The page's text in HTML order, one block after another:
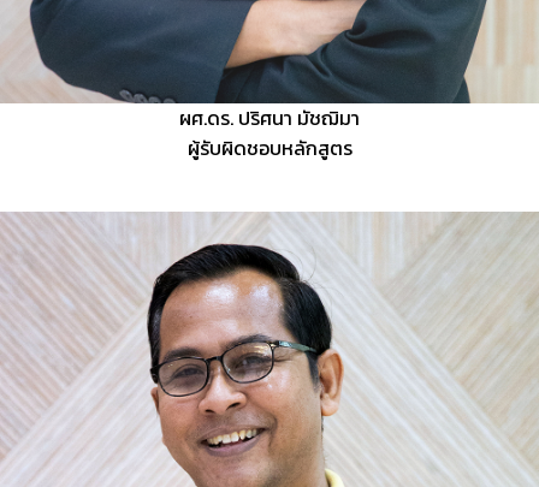
ผศ.ดร. ปริศนา มัชฌิมา
ผู้รับผิดชอบหลักสูตร